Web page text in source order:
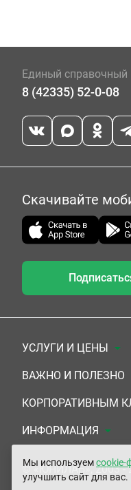
Единый справочный
8 (42335) 52-0-08
Скачивайте
УСЛУГИ И ЦЕНЫ
Анализы
Комплексы
УЗИ
ЭКГ/Холтер/СМАД
Приемы врачей
ВАЖНО И ПОЛЕЗНО
Документы для
Система скидок
Подарочные
Сертификаты на
КОРПОРАТИВНЫМ
Медицинским
Прочим
ИНФОРМАЦИЯ
О Компании
Контакты
© «ЮНИЛАБ», 2003 -
Мы используемcookie-
улучшить сайт для вас.